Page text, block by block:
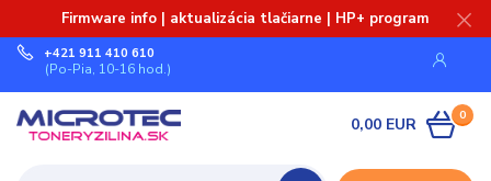
Firmware info | aktualizácia tlačiarne | HP+ program
+421 911 410 610
(Po-Pia, 10-16 hod.)
0
0,00 EUR